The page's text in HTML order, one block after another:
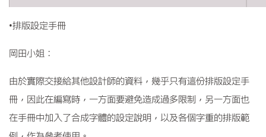
•排版設定手冊
岡田小姐：
由於實際交接給其他設計師的資料，幾乎只有這份排版設定手
冊，因此在編寫時，一方面要避免造成過多限制，另一方面也
在手冊中加入了合成字體的設定說明，以及各個字重的排版範